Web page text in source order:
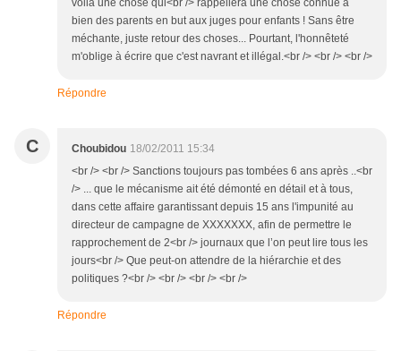
voilà une chose qui<br /> rappellera une chose connue à
bien des parents en but aux juges pour enfants ! Sans être
méchante, juste retour des choses... Pourtant, l'honnêteté
m'oblige à écrire que c'est navrant et illégal.<br /> <br /> <br />
Répondre
C Choubidou 18/02/2011 15:34
<br /> <br /> Sanctions toujours pas tombées 6 ans après ..<br
/> ... que le mécanisme ait été démonté en détail et à tous,
dans cette affaire garantissant depuis 15 ans l'impunité au
directeur de campagne de XXXXXXX, afin de permettre le
rapprochement de 2<br /> journaux que l’on peut lire tous les
jours<br /> Que peut-on attendre de la hiérarchie et des
politiques ?<br /> <br /> <br /> <br />
Répondre